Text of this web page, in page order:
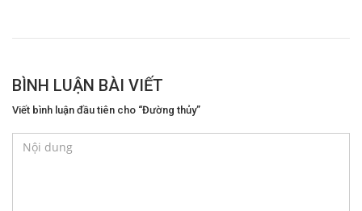
BÌNH LUẬN BÀI VIẾT
Viết bình luận đầu tiên cho “Đường thủy”